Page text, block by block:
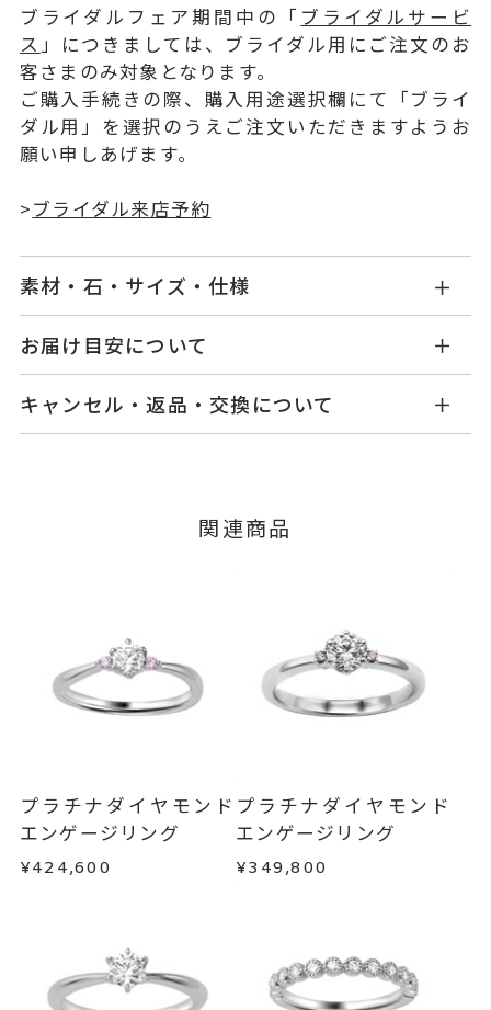
ブライダルフェア期間中の「 ブライダルサービ
ス 」につきましては、ブライダル用にご注文のお
客さまのみ対象となります。
ご購入手続きの際、購入用途選択欄にて「ブライ
ダル用」を選択のうえご注文いただきますようお
願い申しあげます。
>ブライダル来店予約
素材・石・サイズ・仕様
品番
KW1111E002PDMM
素材
Pt900
石
ダイヤモンド 0.20ct～0.229ct
算料金を頂戴しております。
サイズ直し #7以上 は+2、-1まで
可、#6.5以下は+1のみ可
カテゴリー
婚約指輪(エンゲージリング)
刻印
インサイドストーン 可
刻印文字数
サイズ#4.5までは、5文字まで。
お届け目安について
てご案内いたします。
詳しくはこちら
キャンセル・返品・交換について
ージの購入履歴一覧よりご注文状況をご確認いた
メンバーシップ未登録のお客さまは、お問い合
わせフォームよりご連絡ください。
返品・交換以下の場合、商品の返品・交換・返金
・受注生産の商品
・お客さまのお手元で傷や汚れが発生した商品
・到着後ご連絡無く7日以上経過した商品
商品の品質には万全を期しておりますが、万が一
関連商品
プラチナダイヤモンド
エンゲージリング
¥424,600
プラチナダイヤモンド
エンゲージリング
¥349,800